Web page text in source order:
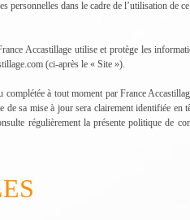
personnelles dans le cadre de l’utilisation de
Accastillage utilise et protège les
(ci-après le « Site »).
à tout moment par France
sa mise à jour sera clairement identifiée en
régulièrement la présente politique de